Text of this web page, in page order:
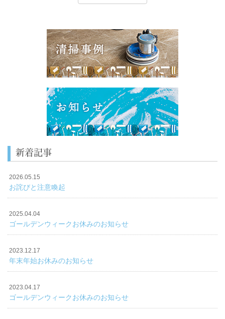
新着記事
2026.05.15
お詫びと注意喚起
2025.04.04
ゴールデンウィークお休みのお知らせ
2023.12.17
年末年始お休みのお知らせ
2023.04.17
ゴールデンウィークお休みのお知らせ